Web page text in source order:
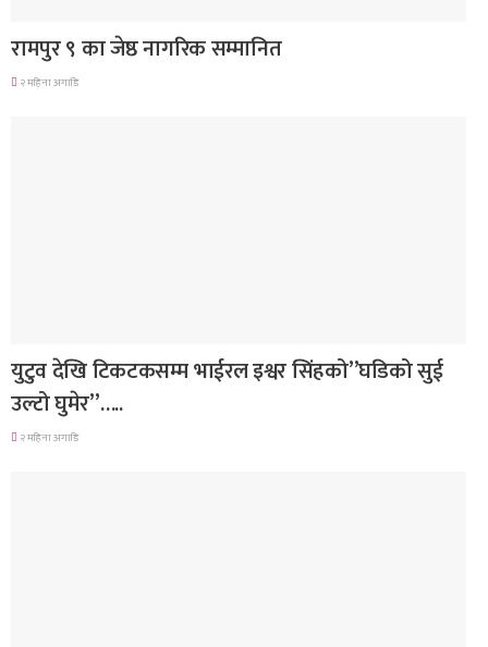
रामपुर ९ का जेष्ठ नागरिक सम्मानित
२ महिना अगाडि
युटुव देखि टिकटकसम्म भाईरल इश्वर सिंहको”घडिको सुई
उल्टो घुमेर”…..
२ महिना अगाडि